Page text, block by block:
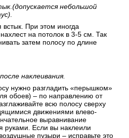
небольшой
При этом иногда
на потолок в 3-5 см. Так
затем полосу по длине
наклеивания.
нужно разгладить «перышком»
обоев) – по направлению от
всю полосу сверху
движениями влево-
выравнивание
руками. Если вы наклеили
пузыри – исправьте это